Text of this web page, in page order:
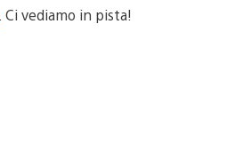
. Ci vediamo in pista!